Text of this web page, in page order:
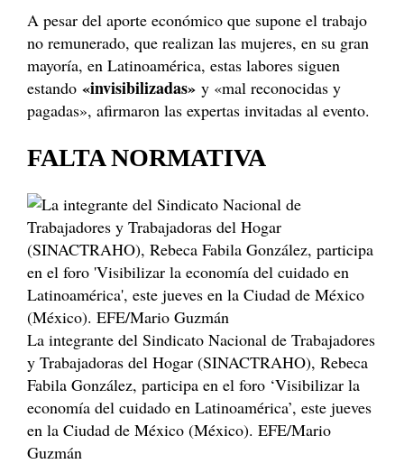
A pesar del aporte económico que supone el trabajo
no remunerado, que realizan las mujeres, en su gran
mayoría, en Latinoamérica, estas labores siguen
estando «invisibilizadas» y «mal reconocidas y
pagadas», afirmaron las expertas invitadas al evento.
FALTA NORMATIVA
La integrante del Sindicato Nacional de Trabajadores
y Trabajadoras del Hogar (SINACTRAHO), Rebeca
Fabila González, participa en el foro ‘Visibilizar la
economía del cuidado en Latinoamérica’, este jueves
en la Ciudad de México (México). EFE/Mario
Guzmán